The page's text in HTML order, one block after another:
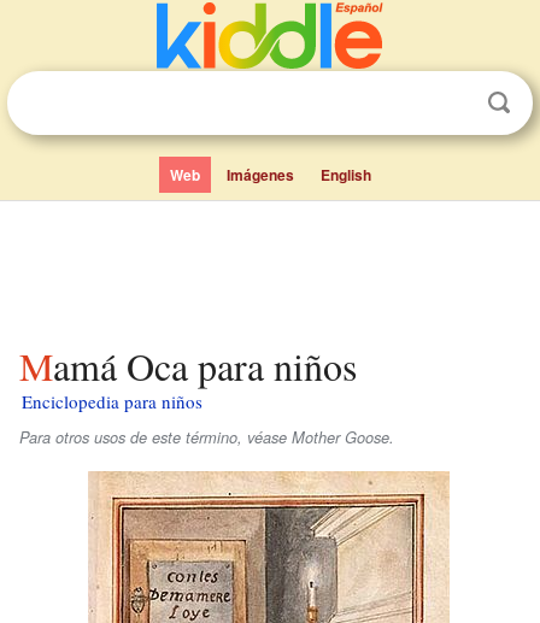
Web Imágenes English
Mamá Oca para niños
Enciclopedia para niños
Para otros usos de este término, véase Mother Goose.